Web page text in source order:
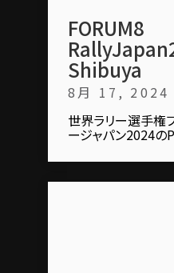
FORUM8
Shibuya
8月 17, 2024
世界ラリー選手権
ージャパン2024の